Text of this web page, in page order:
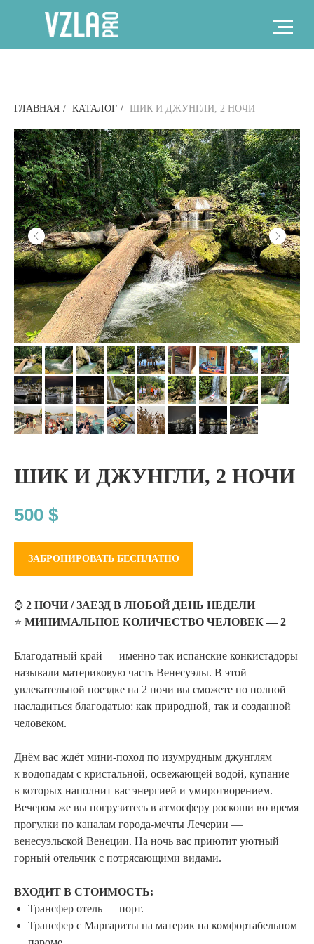
ГЛАВНАЯ / КАТАЛОГ / ШИК И ДЖУНГЛИ, 2 НОЧИ
ШИК И ДЖУНГЛИ, 2 НОЧИ
500 $
ЗАБРОНИРОВАТЬ БЕСПЛАТНО
⌚ 2 НОЧИ / ЗАЕЗД В ЛЮБОЙ ДЕНЬ НЕДЕЛИ
⭐ МИНИМАЛЬНОЕ КОЛИЧЕСТВО ЧЕЛОВЕК — 2
Благодатный край — именно так испанские конкистадоры
называли материковую часть Венесуэлы. В этой
увлекательной поездке на 2 ночи вы сможете по полной
насладиться благодатью: как природной, так и созданной
человеком.
Днём вас ждёт мини-поход по изумрудным джунглям
к водопадам с кристальной, освежающей водой, купание
в которых наполнит вас энергией и умиротворением.
Вечером же вы погрузитесь в атмосферу роскоши во время
прогулки по каналам города-мечты Лечерии —
венесуэльской Венеции. На ночь вас приютит уютный
горный отельчик с потрясающими видами.
ВХОДИТ В СТОИМОСТЬ:
Трансфер отель — порт.
Трансфер с Маргариты на материк на комфортабельном
ПРОГРАММА ТУРА